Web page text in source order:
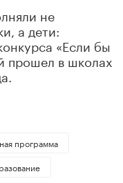
не
а дети:
«Если бы
прошел в школах
программа